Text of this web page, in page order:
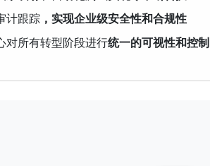
计跟踪 ，实现企业级安全性和合规性
对所有转型阶段进行统一的可视性和控制